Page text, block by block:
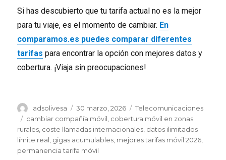
Si has descubierto que tu tarifa actual no es la mejor
para tu viaje, es el momento de cambiar. En
comparamos.es puedes comparar diferentes
tarifas para encontrar la opción con mejores datos y
cobertura. ¡Viaja sin preocupaciones!
Autor
adsolivesa
Publicado
el
30 marzo, 2026 Categorías
Telecomunicaciones
Etiquetas
cambiar compañía móvil cobertura móvil en zonas
rurales coste llamadas internacionales datos ilimitados
límite real gigas acumulables mejores tarifas móvil 2026
permanencia tarifa móvil